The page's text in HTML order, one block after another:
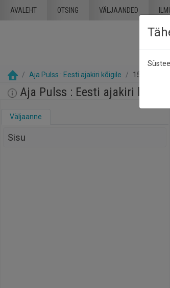
AVALEHT OTSING VÄLJAANDED
Aja Pulss : Eesti ajakiri kõigile 15
Aja Pulss : Eesti ajakiri
Väljaanne
Sisu